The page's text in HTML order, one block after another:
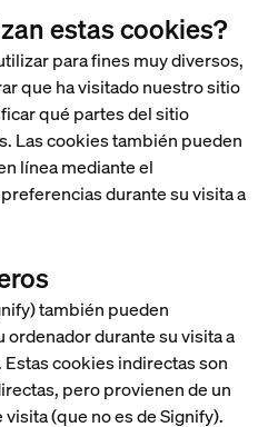
estas cookies?
para fines muy diversos,
que ha visitado nuestro sitio
qué partes del sitio
Las cookies también pueden
línea mediante el
durante su visita a
también pueden
ordenador durante su visita a
cookies indirectas son
pero provienen de un
(que no es de Signify).